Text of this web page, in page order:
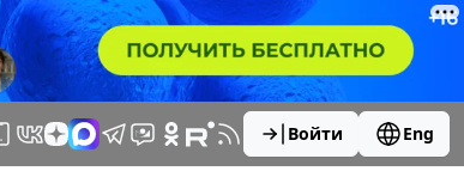
Войти Eng